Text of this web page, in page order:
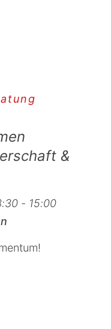
&
- 15:00